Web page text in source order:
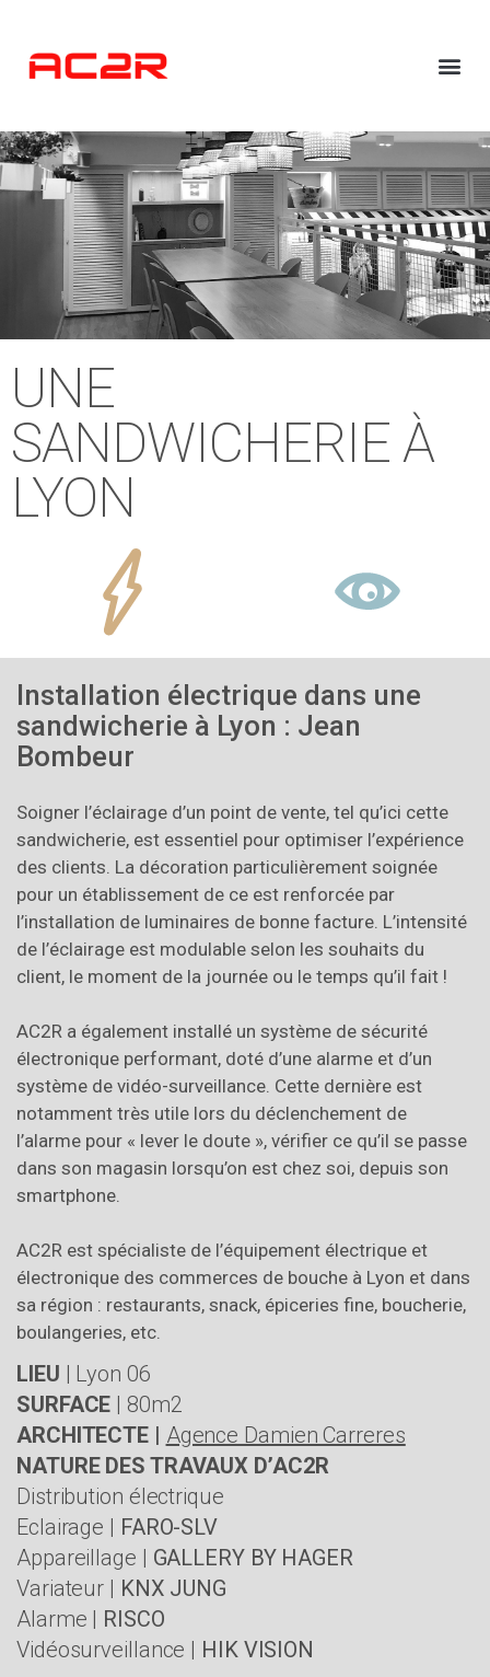
UNE
SANDWICHERIE À
LYON
Installation électrique dans une
sandwicherie à Lyon : Jean
Bombeur
Soigner l’éclairage d’un point de vente, tel qu’ici cette
sandwicherie, est essentiel pour optimiser l’expérience
des clients. La décoration particulièrement soignée
pour un établissement de ce est renforcée par
l’installation de luminaires de bonne facture. L’intensité
de l’éclairage est modulable selon les souhaits du
client, le moment de la journée ou le temps qu’il fait !
AC2R a également installé un système de sécurité
électronique performant, doté d’une alarme et d’un
système de vidéo-surveillance. Cette dernière est
notamment très utile lors du déclenchement de
l’alarme pour « lever le doute », vérifier ce qu’il se passe
dans son magasin lorsqu’on est chez soi, depuis son
smartphone.
AC2R est spécialiste de l’équipement électrique et
électronique des commerces de bouche à Lyon et dans
sa région : restaurants, snack, épiceries fine, boucherie,
boulangeries, etc.
LIEU | Lyon 06
SURFACE | 80m2
ARCHITECTE | Agence Damien Carreres
NATURE DES TRAVAUX D’AC2R
Distribution électrique
Eclairage | FARO-SLV
Appareillage | GALLERY BY HAGER
Variateur | KNX JUNG
Alarme | RISCO
Vidéosurveillance | HIK VISION